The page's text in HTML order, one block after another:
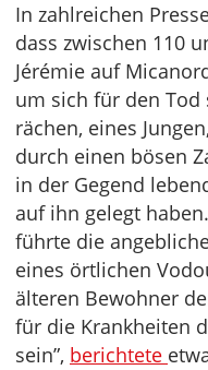
In zahlreichen
dass zwischen 110
Jérémie auf
um sich für den Tod
rächen, eines
durch einen bösen
in der Gegend
auf ihn gelegt
führte die
eines örtlichen
älteren Bewohner
für die Krankheiten
sein”, berichtete